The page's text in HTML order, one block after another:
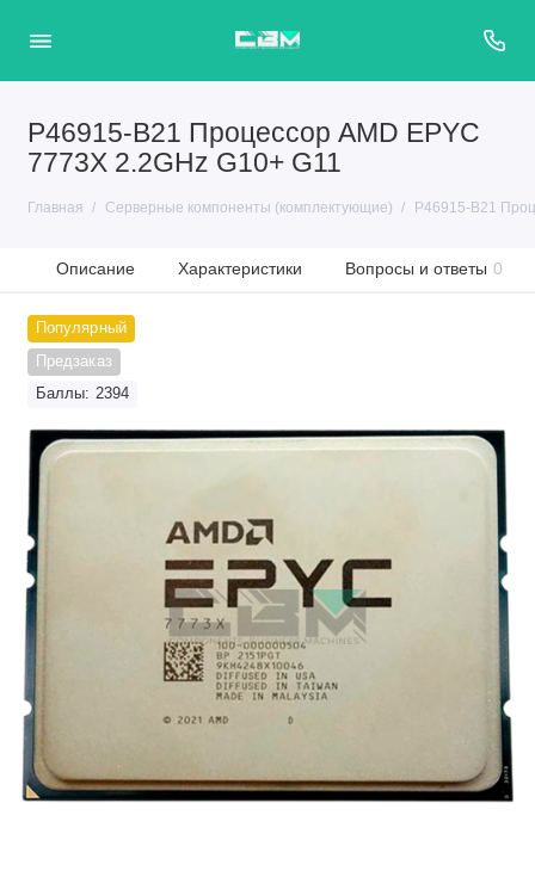
P46915-B21 Процессор AMD EPYC
7773X 2.2GHz G10+ G11
Главная Серверные компоненты (комплектующие) P46915-B21
Описание Характеристики Вопросы и ответы 0
Популярный
Предзаказ
Баллы: 2394